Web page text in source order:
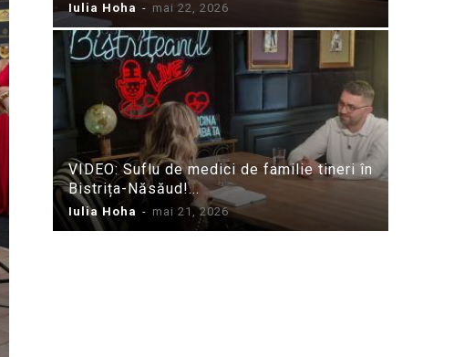
Iulia Hoha - mai 22, 2026
VIDEO: Suflu de medici de familie tineri în
Bistrița-Năsăud!...
Iulia Hoha - mai 21, 2026